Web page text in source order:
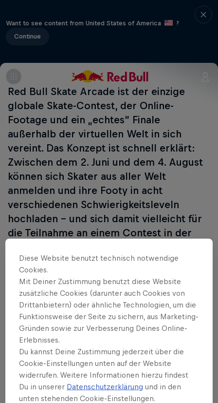
Want to see content from United States of America
?
Continue
Red Bull Skate Arcade ist der einzige
globale Skate-Contest, der Online-
Footage und ein „echtes” Finale
außerhalb der virtuellen Welt in sich
vereint. Das Konzept ist schnell erklärt:
Zwischen dem 2. Juni und dem 4. August
können sich Skater aus aller Welt
anmelden und ihre Footy in acht
verschiedenen Schwierigkeitsleveln
hochladen – und sich damit vielleicht für
die Teilnahme an einem Contest in der
September können die Finalisten dann
beweisen, dass ihre Consistency auf dem
Parcours mit ihren gefilmten Moves
mithalten kann. Übrigens: Das letztjährige
Finale fand auf einem alten
Vergnügungspark auf einem Berggipfel
statt – wir machen hier keine halben
Sachen!
Teil dieses Events
Diese Website benutzt technisch notwendige
Cookies.
Mit Deiner Zustimmung benutzt diese Website
zusätzliche Cookies (darunter auch Cookies von
Drittanbietern) oder ähnliche Technologien, um die
Funktionsweise der Seite zu sichern, aus Marketing-
Gründen sowie zur Verbesserung Deines Online-
Erlebnisses.
Du kannst Deine Zustimmung jederzeit über die
Cookie-Einstellungen unten auf der Website
widerrufen. Weitere Informationen hierzu findest
Du in unserer Datenschutzerklärung und in den
unten stehenden Cookie-Einstellungen.